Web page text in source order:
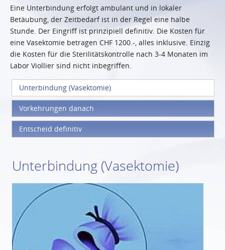
Eine Unterbindung erfolgt ambulant und in lokaler
Betäubung, der Zeitbedarf ist in der Regel eine halbe
Stunde. Der Eingriff ist prinzipiell definitiv. Die Kosten für
eine Vasektomie betragen CHF 1200.-, alles inklusive. Einzig
die Kosten für die Sterilitätskontrolle nach 3-4 Monaten im
Labor Viollier sind nicht inbegriffen.
Unterbindung (Vasektomie)
Vorkehrungen danach
Entscheid definitiv
Unterbindung (Vasektomie)